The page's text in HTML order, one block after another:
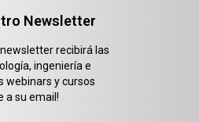
Newsletter
recibirá las
ingeniería e
webinars y cursos
a su email!